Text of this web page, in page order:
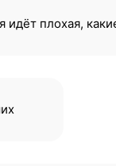
идёт плохая,